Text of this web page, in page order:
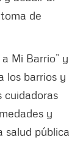
de
Mi Barrio” y
los barrios y
cuidadoras
y
salud pública